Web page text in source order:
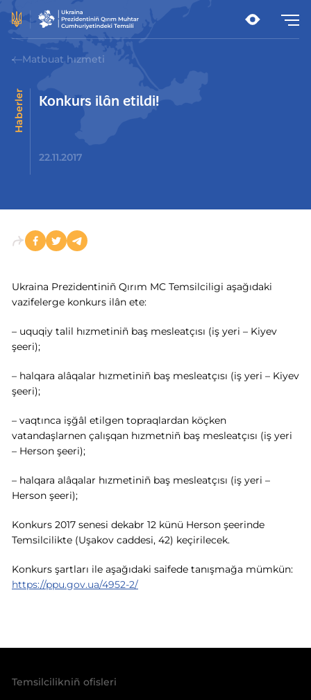
Matbuat hızmeti
Haberler Konkurs ilân etildi!
22.11.2017
Ukraina Prezidentiniñ Qırım MC Temsilciligi aşağıdaki
vazifelerge konkurs ilân ete:
– uquqiy talil hızmetiniñ baş mesleatçısı (iş yeri – Kiyev
şeeri);
– halqara alâqalar hızmetiniñ baş mesleatçısı (iş yeri – Kiyev
şeeri);
– vaqtınca işğâl etilgen topraqlardan köçken
vatandaşlarnen çalışqan hızmetniñ baş mesleatçısı (iş yeri
– Herson şeeri);
– halqara alâqalar hızmetiniñ baş mesleatçısı (iş yeri –
Herson şeeri);
Konkurs 2017 senesi dekabr 12 künü Herson şeerinde
Temsilcilikte (Uşakov caddesi, 42) keçirilecek.
Konkurs şartları ile aşağıdaki saifede tanışmağa mümkün:
https://ppu.gov.ua/4952-2/
Temsilcilikniñ ofisleri